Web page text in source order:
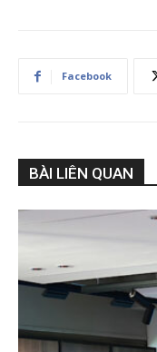
Facebook
BÀI LIÊN QUAN